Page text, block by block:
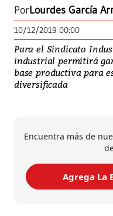
PorLourdes García
10/12/2019 00:00
Para el Sindicato
industrial permitirá
base productiva para
diversificada
Encuentra más de
Agrega La